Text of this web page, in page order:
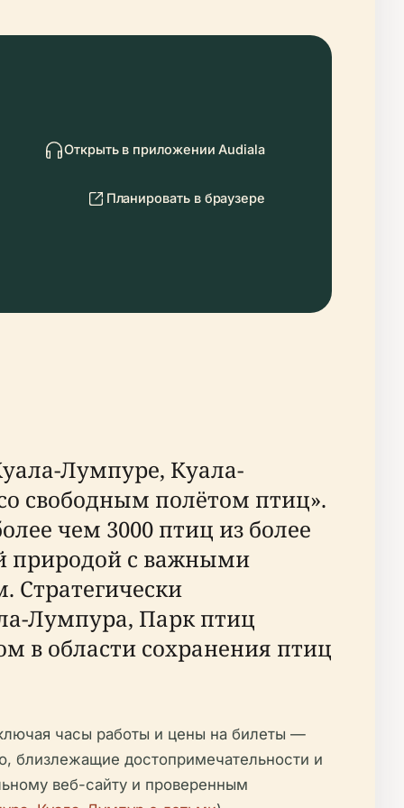
Открыть в приложении Audiala
Планировать в браузере
Лумпуре, Куала-
свободным полётом птиц».
чем 3000 птиц из более
природой с важными
Стратегически
Лумпура, Парк птиц
в области сохранения птиц
часы работы и цены на билеты —
близлежащие достопримечательности и
веб-сайту и проверенным